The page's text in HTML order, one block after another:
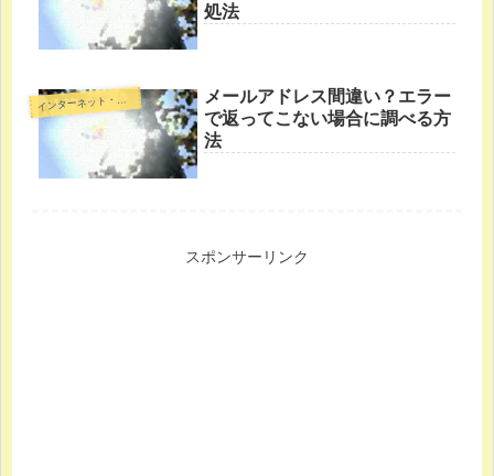
処法
イ
ンターネット・裏技
メールアドレス間違い？エラー
で返ってこない場合に調べる方
法
スポンサーリンク